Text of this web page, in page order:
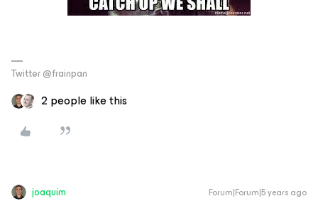
Twitter @frainpan
2 people like this
joaquim Forum|Forum|5 years ago